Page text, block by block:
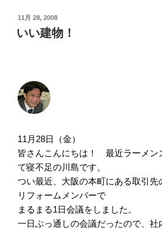
投
稿
日:
11月 28, 2008
いい建物！
11月28日（金）
皆さんこんにちは！ 最近ラーメン
て寝不足の川島です。
つい最近、大阪の本町にある取引先
リフォームメンバーで
まるまる1日会議をしました。
一日ぶっ通しの会議だったので、社